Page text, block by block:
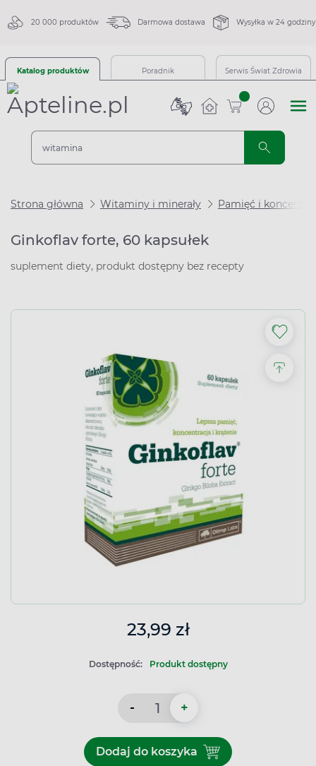
20 000 produktów Darmowa dostawa Wysyłka w 24 godziny
Katalog produktów Poradnik Serwis Świat Zdrowia
sztuk
Strona główna Witaminy i minerały Pamięć i
Ginkoflav forte, 60 kapsułek
suplement diety, produkt dostępny bez recepty
23,99 zł
Dostępność: Produkt dostępny
- +
Dodaj do koszykaDodaj do koszyka